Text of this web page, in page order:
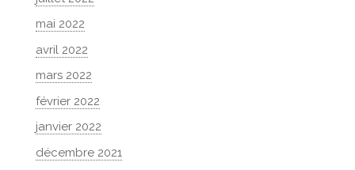
mai 2022
avril 2022
mars 2022
février 2022
janvier 2022
décembre 2021